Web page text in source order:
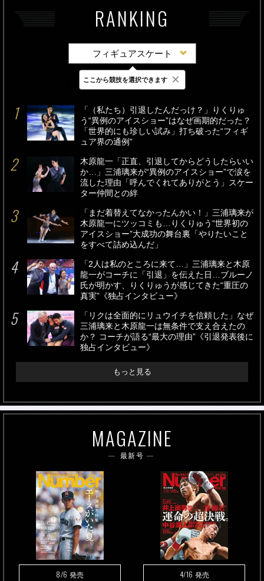
RANKING
フィギュアスケート
最新 24時間 週間
「（私たち）引退したんだっけ？」りくりゅ
う“異例のアイスショー”はなぜ画期的だった？
「世界的にも珍しい試み」打ち破った“フィギ
ュア界の通例”
木原龍一「正直、引退してからどうしたらいい
か…」三浦璃来が“異例のアイスショー”で涙を
流した理由「呼んでくれてありがとう」スケー
ター仲間との絆
「まだ着替えてなかったんかい！」三浦璃来が
木原龍一にツッコミも…りくりゅう“世界初の
アイスショー”大成功の舞台裏「やりたいこと
をすべて詰め込んだ」
「2人は私のところに来て…」三浦璃来と木原
龍一がコーチに「引退」を伝えた日…ブルーノ
氏が明かす、りくりゅうが感じてきた“重圧の
真実”《独占インタビュー》
「リクは全面的にリュウイチを信頼した」なぜ
三浦璃来と木原龍一は無条件で支え合えたの
か？ コーチが語る“最大の理由”《引退発表後に
独占インタビュー》
もっと見る
MAGAZINE
最新号
8/6 発売 4/16 発売
ここから競技を選択できます ×